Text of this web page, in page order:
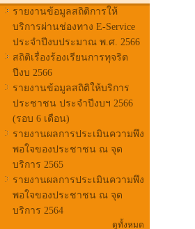
รายงานข้อมูลสถิติการให้
บริการผ่านช่องทาง E-Service
ประจำปีงบประมาณ พ.ศ. 2566
สถิติเรื่องร้องเรียนการทุจริต
ปีงบ 2566
รายงานข้อมูลสถิติให้บริการ
ประชาชน ประจำปีงบฯ 2566
(รอบ 6 เดือน)
รายงานผลการประเมินความพึง
พอใจของประชาชน ณ จุด
บริการ 2565
รายงานผลการประเมินความพึง
พอใจของประชาชน ณ จุด
บริการ 2564
ดูทั้งหมด